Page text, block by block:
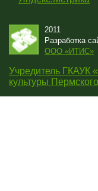
2011
Разработка
OOO «ИТИС»
Учредитель ГКАУК
культуры